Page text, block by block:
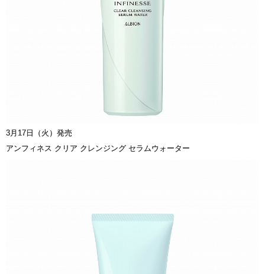
3月17日（火）発売
アンフィネス クリア クレンジング セラムウォーター